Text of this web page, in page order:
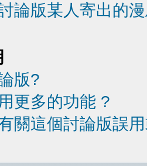
論版某人寄出的
版?
更多的功能 ?
關這個討論版誤